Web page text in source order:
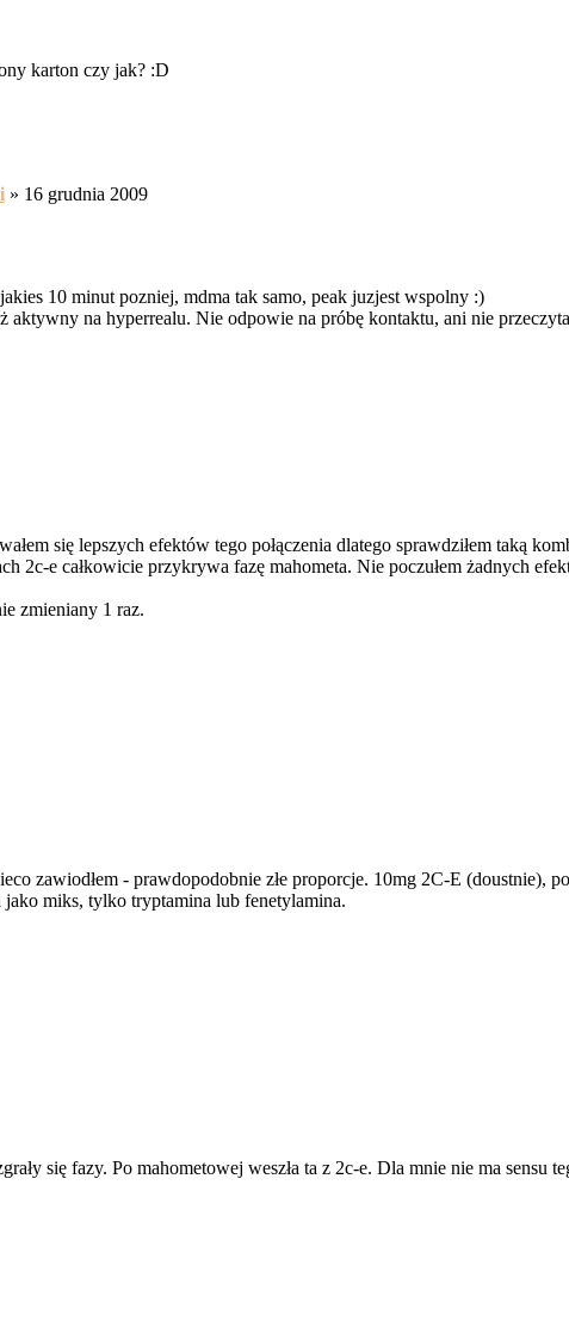
karton czy jak? :D
» 16 grudnia 2009
10 minut pozniej, mdma tak samo, peak juzjest wspolny :)
na hyperrealu. Nie odpowie na próbę kontaktu, ani nie
się lepszych efektów tego połączenia dlatego sprawdziłem taką
2c-e całkowicie przykrywa fazę mahometa. Nie poczułem żadnych
zmieniany 1 raz.
zawiodłem - prawdopodobnie złe proporcje. 10mg 2C-E
jako miks, tylko tryptamina lub fenetylamina.
się fazy. Po mahometowej weszła ta z 2c-e. Dla mnie nie ma sensu